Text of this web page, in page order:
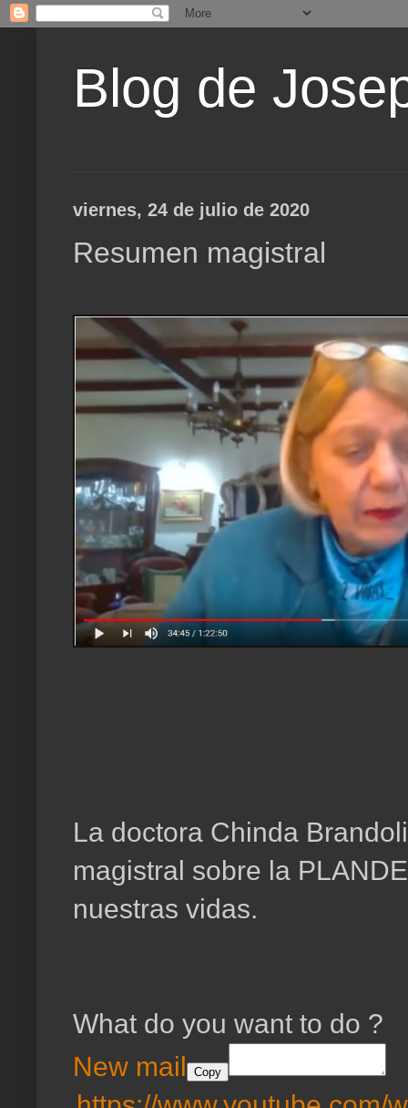
Blog de
viernes, 24 de julio de 2020
Resumen magistral
La doctora Chinda
magistral sobre la
nuestras vidas.
What do you want to do ?
New mail
Copy